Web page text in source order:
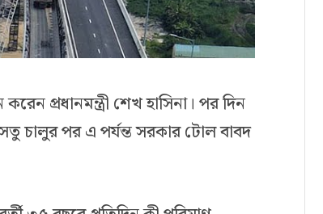
প্রধানমন্ত্রী শেখ হাসিনা। পর দিন
চালুর পর এ পর্যন্ত সরকার টোল বাবদ